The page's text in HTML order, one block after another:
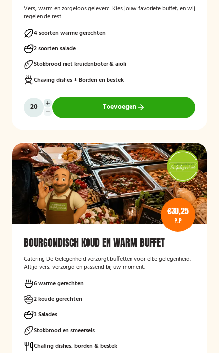
Vers, warm en zorgeloos geleverd. Kies jouw favoriete buffet, en wij
regelen de rest.
4 soorten warme gerechten
2 soorten salade
Stokbrood met kruidenboter & aioli
Chaving dishes + Borden en bestek
Toevoegen
€30,25
P.P
BOURGONDISCH KOUD EN WARM BUFFET
Catering De Gelegenheid verzorgt buffetten voor elke gelegenheid.
Altijd vers, verzorgd en passend bij uw moment.
6 warme gerechten
2 koude gerechten
3 Salades
Stokbrood en smeersels
Chafing dishes, borden & bestek